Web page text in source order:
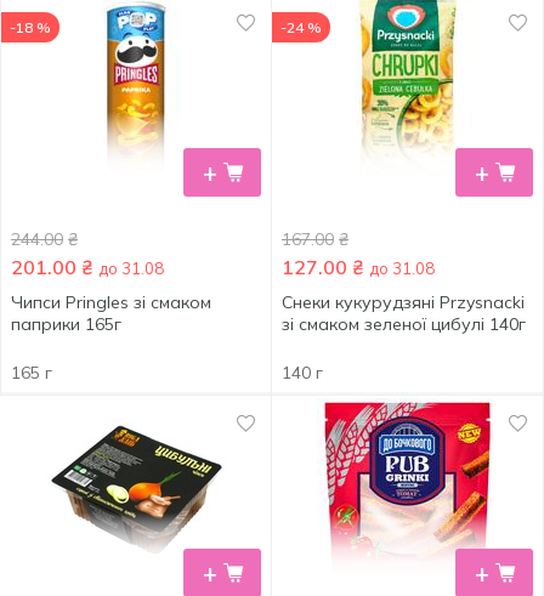
+
-18 %
244.00 ₴
201.00 ₴ до 31.08
Чипси Pringles зі смаком
паприки 165г
165 г
+
-24 %
167.00 ₴
127.00 ₴ до 31.08
Снеки кукурудзяні Przysnacki
зі смаком зеленої цибулі 140г
140 г
+ +